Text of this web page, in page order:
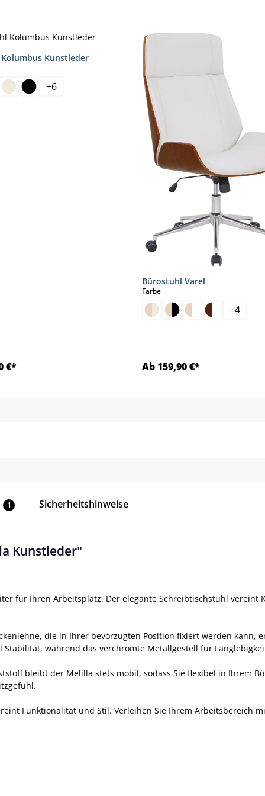
Kunstleder
+6
€*
Bürostuhl Varel
Farbeauswählen
+4
Ab 159,90 €*
1 Sicherheitshinweise
Kunstleder"
für Ihren Arbeitsplatz. Der elegante Schreibtischstuhl
die in Ihrer bevorzugten Position fixiert werden kann,
während das verchromte Metallgestell für
bleibt der Melilla stets mobil, sodass Sie flexibel in Ihrem
Funktionalität und Stil. Verleihen Sie Ihrem Arbeitsbereich